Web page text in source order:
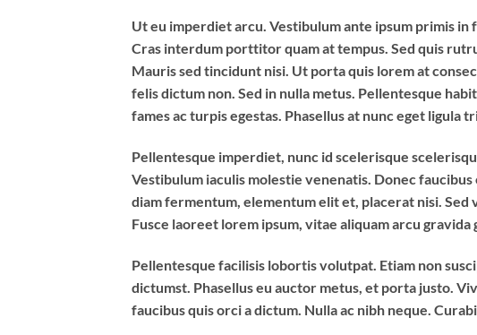
Ut eu imperdiet arcu. Vestibulum ante ipsum primis
Cras interdum porttitor quam at tempus. Sed quis
Mauris sed tincidunt nisi. Ut porta quis lorem at
felis dictum non. Sed in nulla metus. Pellentesque
fames ac turpis egestas. Phasellus at nunc eget ligula
Pellentesque imperdiet, nunc id scelerisque
Vestibulum iaculis molestie venenatis. Donec
diam fermentum, elementum elit et, placerat nisi.
Fusce laoreet lorem ipsum, vitae aliquam arcu
Pellentesque facilisis lobortis volutpat. Etiam non
dictumst. Phasellus eu auctor metus, et porta justo.
faucibus quis orci a dictum. Nulla ac nibh neque.